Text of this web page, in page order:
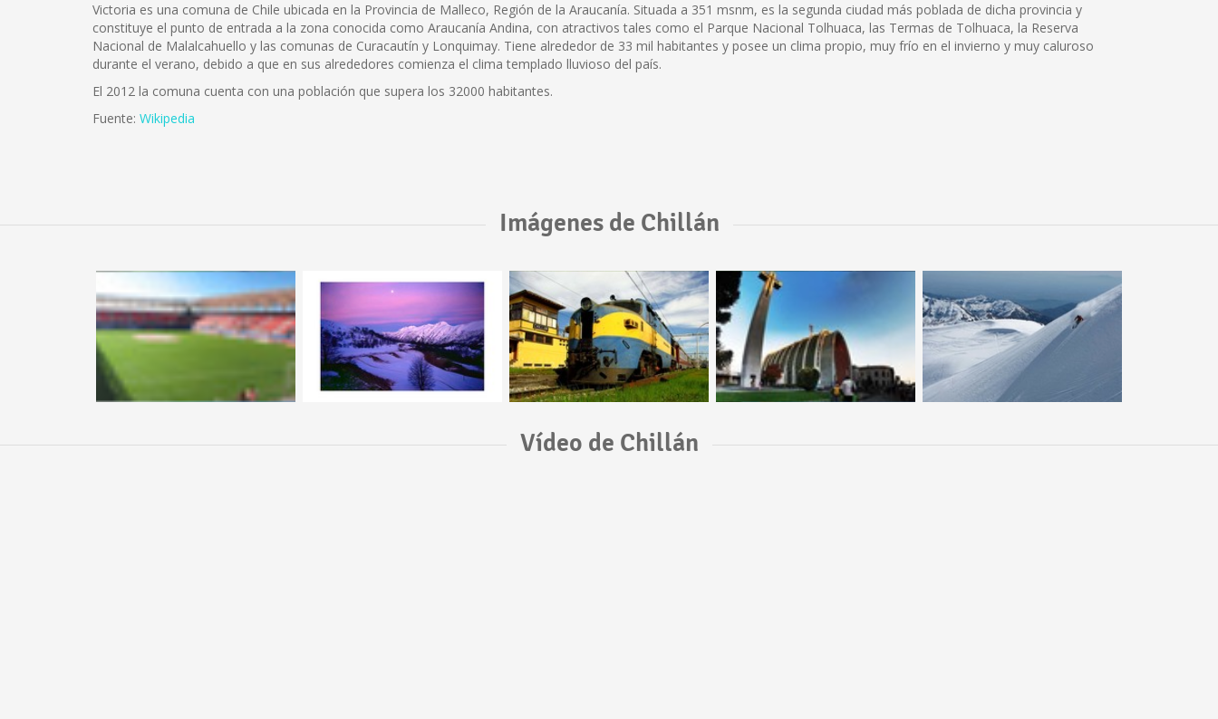
Victoria es una comuna de Chile ubicada en la Provincia de Malleco, Región de la Araucanía. Situada a 351 msnm, es la segunda ciudad más poblada de dicha provincia y
constituye el punto de entrada a la zona conocida como Araucanía Andina, con atractivos tales como el Parque Nacional Tolhuaca, las Termas de Tolhuaca, la Reserva
Nacional de Malalcahuello y las comunas de Curacautín y Lonquimay. Tiene alrededor de 33 mil habitantes y posee un clima propio, muy frío en el invierno y muy caluroso
durante el verano, debido a que en sus alrededores comienza el clima templado lluvioso del país.
El 2012 la comuna cuenta con una población que supera los 32000 habitantes.
Fuente: Wikipedia
Imágenes de Chillán
Vídeo de Chillán